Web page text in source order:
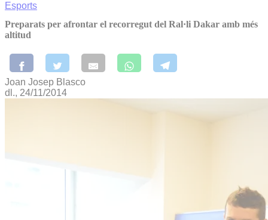
Esports
Preparats per afrontar el recorregut del Ral·li Dakar amb més
altitud
Joan Josep Blasco
dl., 24/11/2014